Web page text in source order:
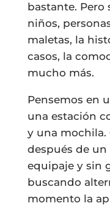
bastante. Pero
niños,
maletas, la
casos, la
mucho más.
Pensemos en
una estación
y una mochila.
después de un
equipaje y sin
buscando
momento la